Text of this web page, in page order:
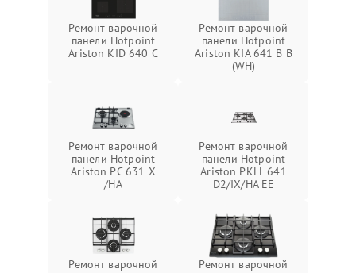
Ремонт варочной
панели Hotpoint
Ariston KID 640 C
Ремонт варочной
панели Hotpoint
Ariston KIA 641 B B
(WH)
Ремонт варочной
панели Hotpoint
Ariston PC 631 X
/HA
Ремонт варочной
панели Hotpoint
Ariston PKLL 641
D2/IX/HA EE
Ремонт варочной
Ремонт варочной